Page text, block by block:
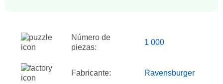
Número de
piezas:
1 000
Fabricante: Ravensburger